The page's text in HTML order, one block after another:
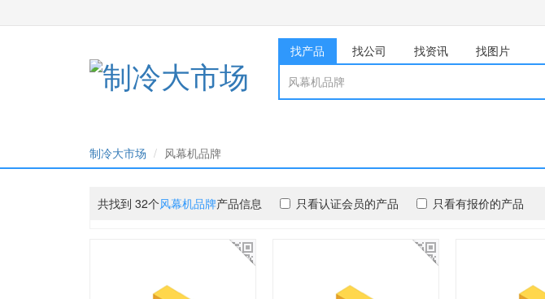
找产品 找公司 找资讯 找图片
制冷大市场 风幕机品牌
共找到 32个风幕机品牌产品信息 只看认证会员的产品 只看有报价的产品